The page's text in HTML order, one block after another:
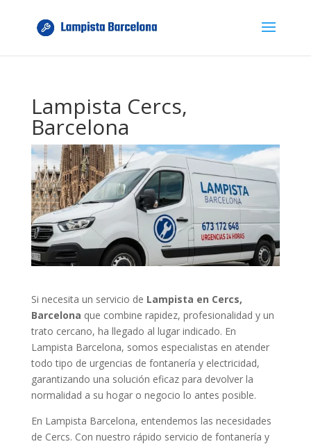
Lampista Cercs,
Barcelona
Si necesita un servicio de Lampista en Cercs,
Barcelona que combine rapidez, profesionalidad y un
trato cercano, ha llegado al lugar indicado. En
Lampista Barcelona, somos especialistas en atender
todo tipo de urgencias de fontanería y electricidad,
garantizando una solución eficaz para devolver la
normalidad a su hogar o negocio lo antes posible.
En Lampista Barcelona, entendemos las necesidades
de Cercs. Con nuestro rápido servicio de fontanería y